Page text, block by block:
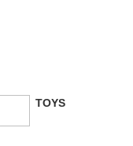
TOYS